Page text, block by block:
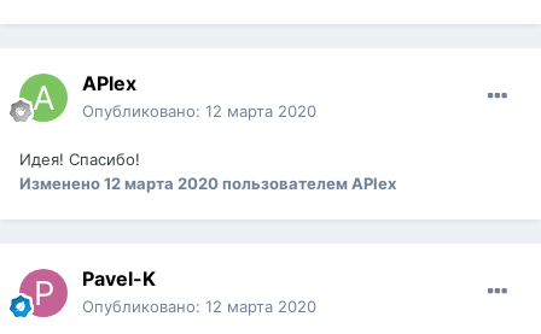
APlex
Опубликовано: 12 марта 2020
Идея! Спасибо!
Изменено12 марта 2020пользователем APlex
Pavel-K
Опубликовано: 12 марта 2020